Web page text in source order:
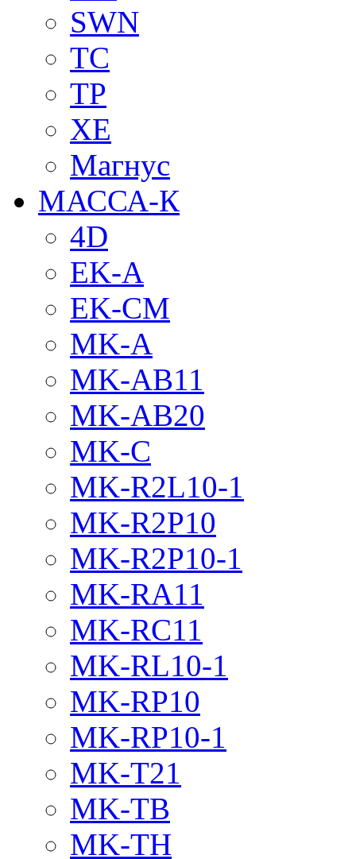
SWN
TC
TP
XE
Магнус
МАССА-К
4D
EK-A
EK-CM
MK-A
MK-AB11
MK-AB20
MK-C
MK-R2L10-1
MK-R2P10
MK-R2P10-1
MK-RA11
MK-RC11
MK-RL10-1
MK-RP10
MK-RP10-1
MK-T21
MK-TB
MK-TH